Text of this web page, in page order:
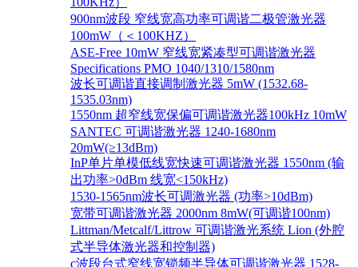
900nm波段 窄线宽高功率可调谐二极管激光器
100mW（＜100KHZ）
ASE-Free 10mW 窄线宽紧凑型可调谐激光器
Specifications PMO 1040/1310/1580nm
波长可调谐直接调制激光器 5mW (1532.68-
1535.03nm)
1550nm 超窄线宽保偏可调谐激光器100kHz 10mW
SANTEC 可调谐激光器 1240-1680nm
20mW(≥13dBm)
InP单片单模低线宽快速可调谐激光器 1550nm (输
出功率>0dBm 线宽<150kHz)
1530-1565nm波长可调激光器 (功率>10dBm)
宽带可调谐激光器 2000nm 8mW(可调谐100nm)
Littman/Metcalf/Littrow 可调谐激光系统 Lion (外腔
式半导体激光器和控制器)
c波段台式窄线宽锁频半导体可调谐激光器 1528-